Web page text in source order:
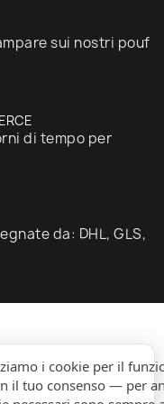
i cookie per il
il tuo consenso — per
sui nostri pouf
di tempo per
da: DHL, GLS,
expand_more